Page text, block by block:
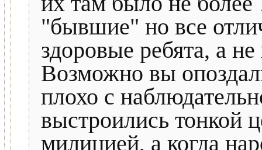
"бывшие" но все
здоровые ребята, а
Возможно вы
плохо с
выстроились тонкой
милицией, а когда